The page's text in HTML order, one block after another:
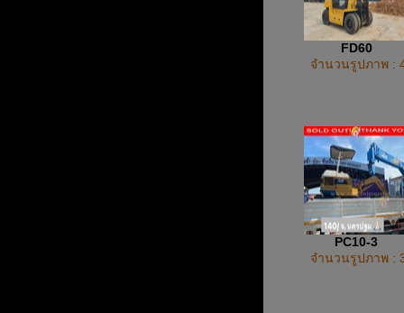
FD60
จำนวนรูปภาพ :
PC10-3
จำนวนรูปภาพ :